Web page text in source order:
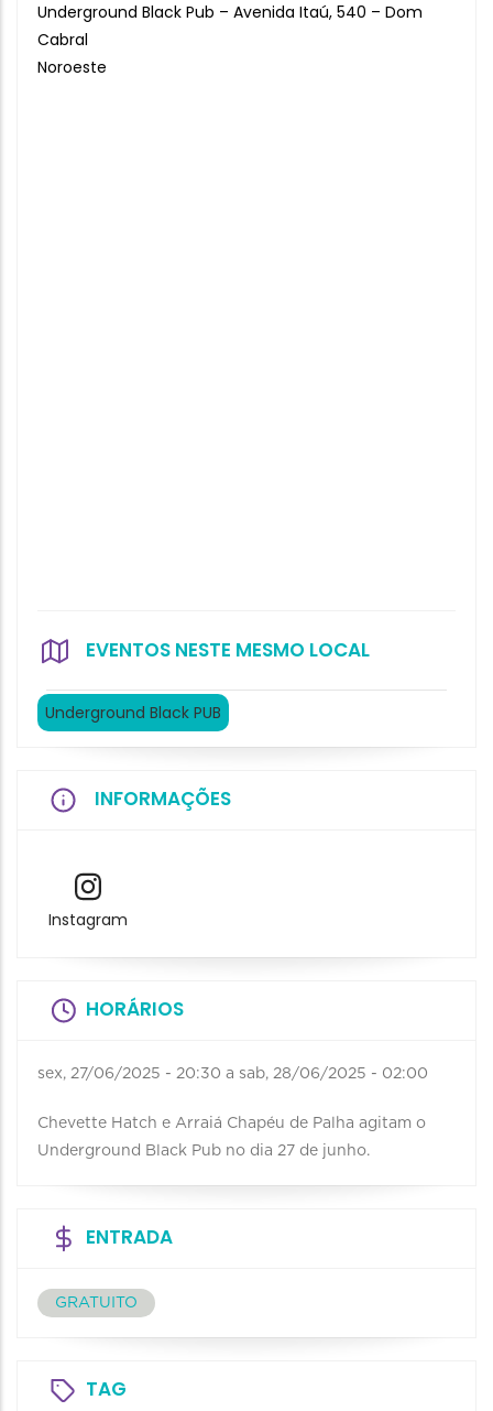
Underground Black Pub – Avenida Itaú, 540 – Dom
Cabral
Noroeste
EVENTOS NESTE MESMO LOCAL
Underground Black PUB
INFORMAÇÕES
Instagram
HORÁRIOS
sex, 27/06/2025 - 20:30 a sab, 28/06/2025 - 02:00
Chevette Hatch e Arraiá Chapéu de Palha agitam o
Underground Black Pub no dia 27 de junho.
ENTRADA
GRATUITO
TAG